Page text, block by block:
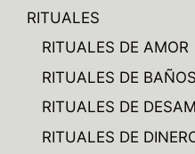
RITUALES
RITUALES DE AMOR
RITUALES DE
RITUALES DE
RITUALES DE